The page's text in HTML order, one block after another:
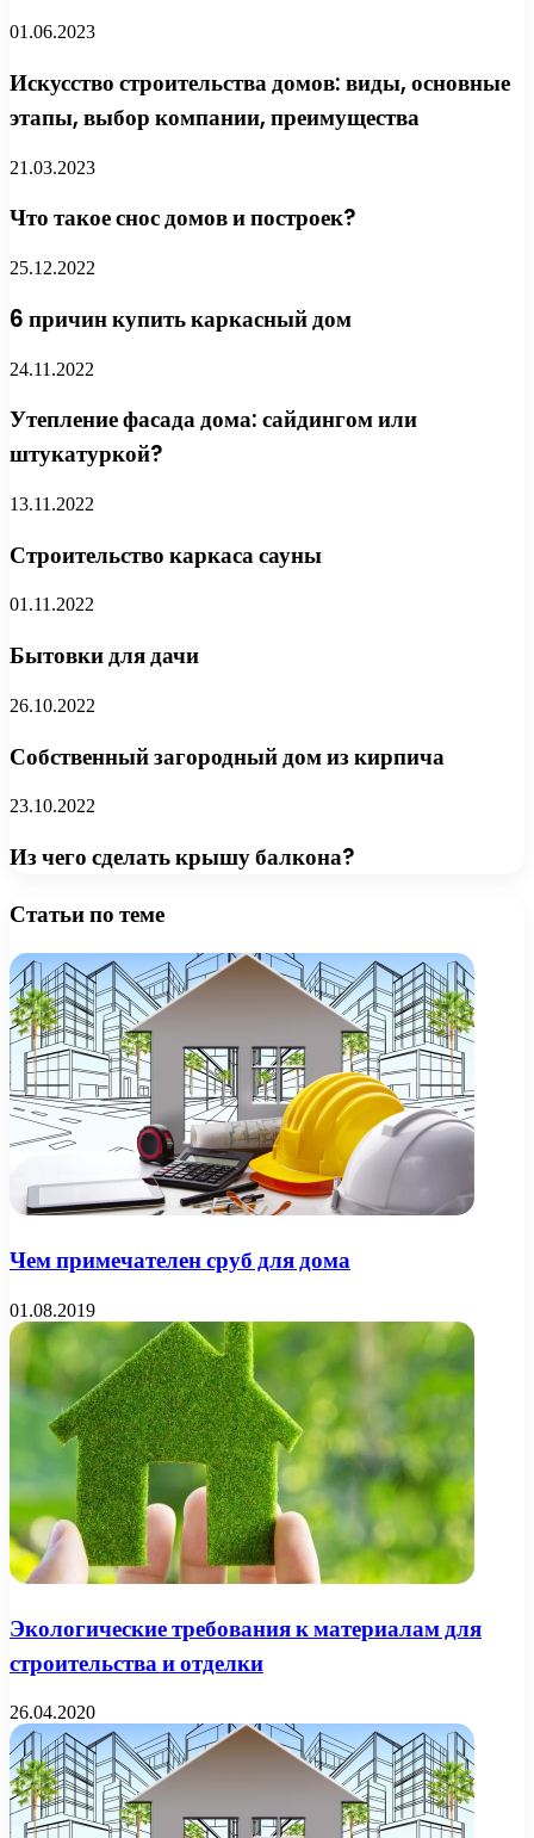
01.06.2023
Искусство строительства домов: виды, основные
этапы, выбор компании, преимущества
21.03.2023
Что такое снос домов и построек?
25.12.2022
6 причин купить каркасный дом
24.11.2022
Утепление фасада дома: сайдингом или
штукатуркой?
13.11.2022
Строительство каркаса сауны
01.11.2022
Бытовки для дачи
26.10.2022
Собственный загородный дом из кирпича
23.10.2022
Из чего сделать крышу балкона?
Статьи по теме
Чем примечателен сруб для дома
01.08.2019
Экологические требования к материалам для
строительства и отделки
26.04.2020